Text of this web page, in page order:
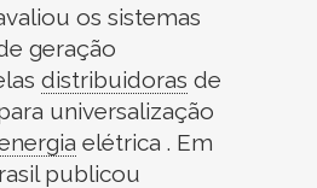
os sistemas
geração
distribuidoras de
universalização
elétrica . Em
publicou